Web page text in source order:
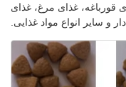
قورباغه، غذای مرغ، غذای
و سایر انواع مواد غذایی.